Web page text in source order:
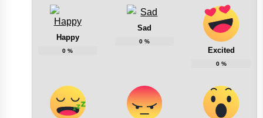
Happy
0 %
Sad
0%
Excited
0%